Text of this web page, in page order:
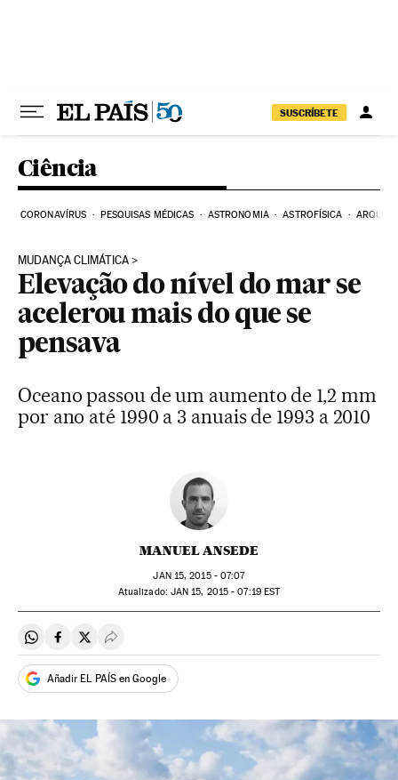
SUSCRÍBETE
Ciência
CORONAVÍRUS PESQUISAS MÉDICAS ASTRONOMIA ASTROFÍSICA
MUDANÇA CLIMÁTICA
Elevação do nível do mar se
acelerou mais do que se
pensava
Oceano passou de um aumento de 1,2 mm
por ano até 1990 a 3 anuais de 1993 a 2010
MANUEL ANSEDE
JAN15, 2015 - 07:07
atualizado: JAN 15, 2015 - 07:19EST
Compartir en Whatsapp
Compartir en Facebook
Compartir en Twitter
Desplegar Redes Sociales
Añadir EL PAÍS en Google